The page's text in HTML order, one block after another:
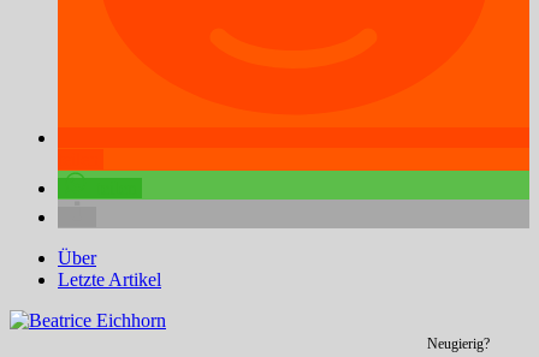
Über
Letzte Artikel
Neugierig?